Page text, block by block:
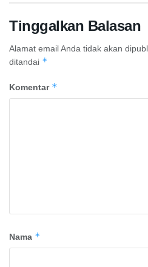
Tinggalkan Balasan
Alamat email Anda tidak akan
ditandai *
Komentar *
Nama *